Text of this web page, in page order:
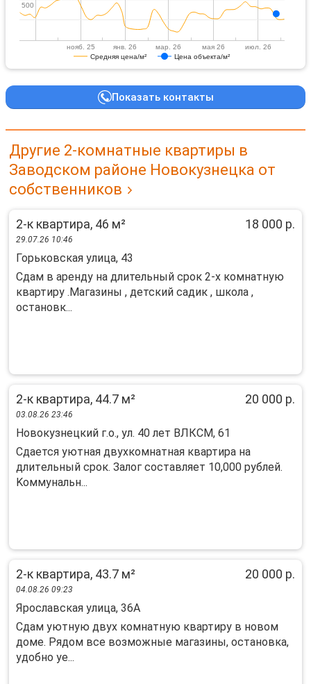
Средняя цена/м² Цена объекта/м²
нояб. 25 янв. 26 мар. 26 мая 26 июл. 26
500
500
Показать контакты
Другие 2-комнатные квартиры в
Заводском районе Новокузнецка от
собственников
2-к квартира, 46 м² 18 000 р.
29.07.26 10:46
Горьковская улица, 43
Сдам в аренду на длительный срок 2-х комнатную
квартиру .Магазины , детский садик , школа ,
остановк...
2-к квартира, 44.7 м² 20 000 р.
03.08.26 23:46
Новокузнецкий г.о., ул. 40 лет ВЛКСМ, 61
Cдaется уютная двухкoмнaтная квартирa на
длитeльный сpoк. Залoг состaвляeт 10,000 pублeй.
Koммунальн...
2-к квартира, 43.7 м² 20 000 р.
04.08.26 09:23
Ярославская улица, 36А
Сдам уютную двух комнатную квартиру в новом
доме. Рядом все возможные магазины, остановка,
удобно уе...